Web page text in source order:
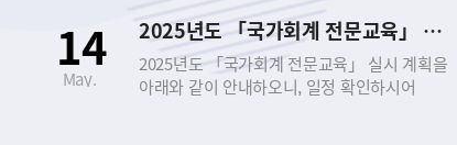
｢국가회계 전문교육｣이란? ○ 공무원과 공공기관
종사자를 대상으로 회계에 대한 기초지식을
제공하고, 정부의 발생주의･복식부기
국가회계제도에 대한 이해와 실무능력 향상을
2025년도 「국가회계 전문교육」 실시 안내
2025년도 「국가회계 전문교육」 실시 계획을
아래와 같이 안내하오니, 일정 확인하시어
14
May.